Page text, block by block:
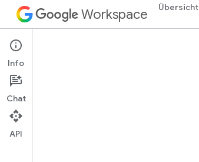
Workspace Übersicht
Admin console
Übersicht
Info
Chat
API